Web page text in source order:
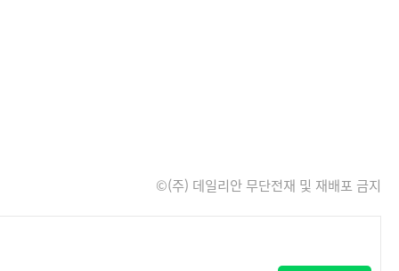
©(주) 데일리안 무단전재 및 재배포 금지